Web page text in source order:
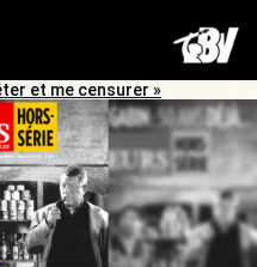
et me censurer »